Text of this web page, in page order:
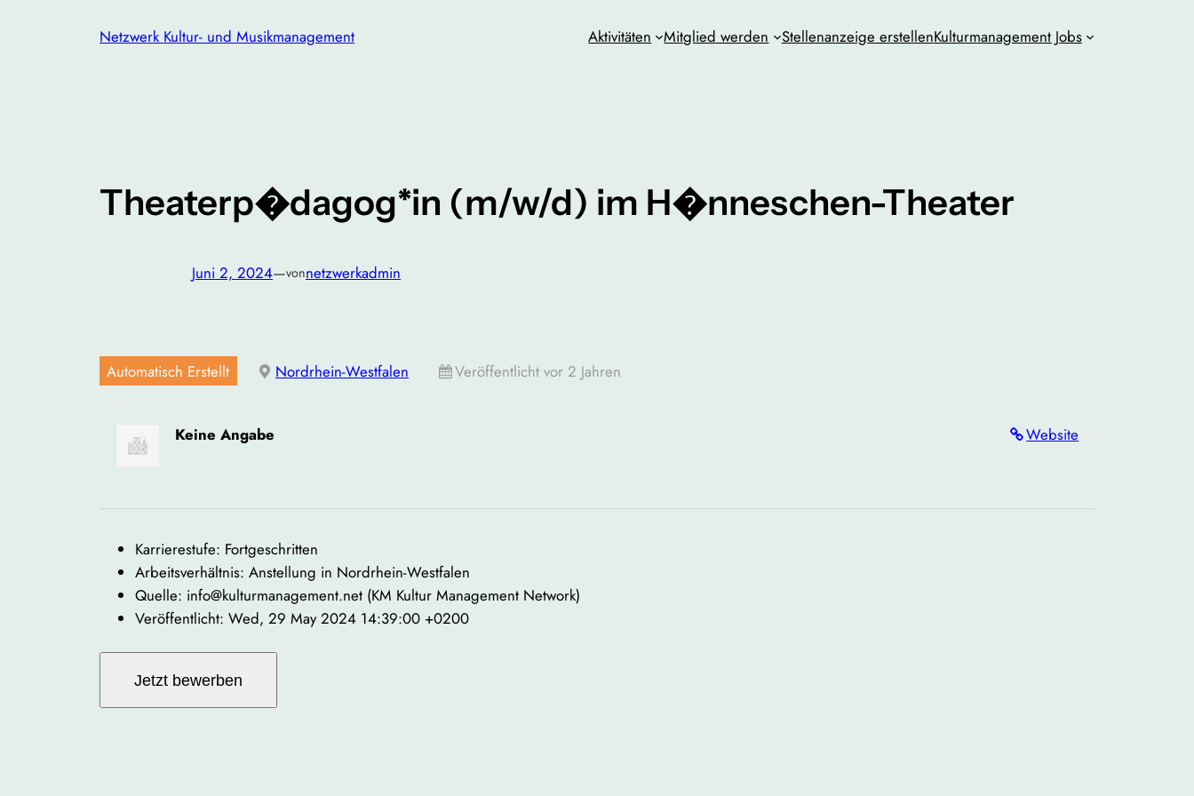
Netzwerk Kultur- und Musikmanagement Aktivitäten Mitglied werden Stellenanzeige erstellenKulturmanagement Jobs
Theaterp�dagog*in (m/w/d) im H�nneschen-Theater
Juni 2, 2024—vonnetzwerkadmin
Automatisch Erstellt Nordrhein-Westfalen Veröffentlicht vor 2 Jahren
Website
Keine Angabe
Karrierestufe: Fortgeschritten
Arbeitsverhältnis: Anstellung in Nordrhein-Westfalen
Quelle: info@kulturmanagement.net (KM Kultur Management Network)
Veröffentlicht: Wed, 29 May 2024 14:39:00 +0200